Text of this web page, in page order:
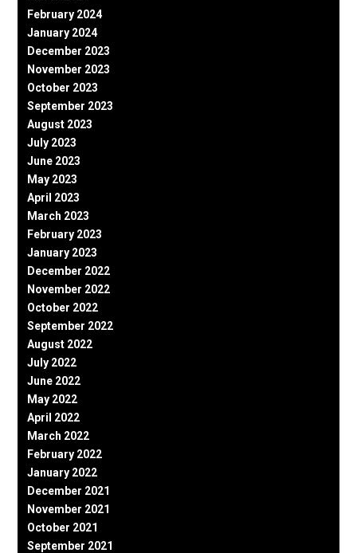
February 2024
January 2024
December 2023
November 2023
October 2023
September 2023
August 2023
July 2023
June 2023
May 2023
April 2023
March 2023
February 2023
January 2023
December 2022
November 2022
October 2022
September 2022
August 2022
July 2022
June 2022
May 2022
April 2022
March 2022
February 2022
January 2022
December 2021
November 2021
October 2021
September 2021